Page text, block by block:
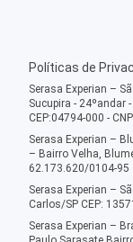
Políticas de
Serasa Experian –
Sucupira - 24ºandar
CEP:04794-000 -
Serasa Experian –
– Bairro Velha,
62.173.620/0104-95
Serasa Experian –
Carlos/SP CEP:
Serasa Experian –